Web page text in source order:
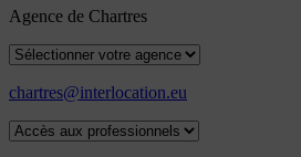
Agence de Chartres
chartres@interlocation.eu